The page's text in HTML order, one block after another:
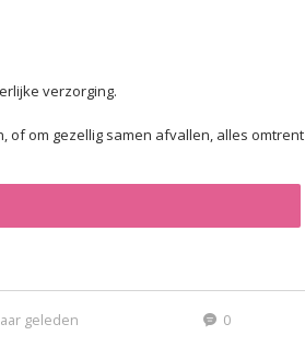
verzorging.
of om gezellig samen afvallen, alles omtrent
geleden 0